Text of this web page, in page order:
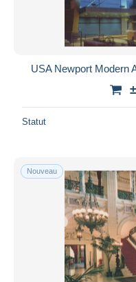
USA Newport Modern
Statut
Nouveau